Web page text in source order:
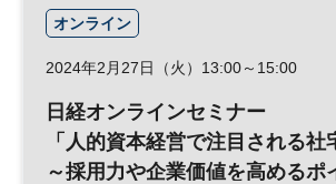
オンライン
2024年2月27日（火）13:00～15:00
日経オンラインセミナー
「人的資本経営で注目される社
～採用力や企業価値を高めるポ